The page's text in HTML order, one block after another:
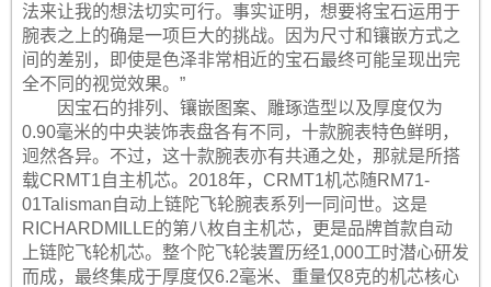
法来让我的想法切实可行。事实证明，想要将宝石运用于
腕表之上的确是一项巨大的挑战。因为尺寸和镶嵌方式之
间的差别，即使是色泽非常相近的宝石最终可能呈现出完
全不同的视觉效果。”
因宝石的排列、镶嵌图案、雕琢造型以及厚度仅为
0.90毫米的中央装饰表盘各有不同，十款腕表特色鲜明，
迥然各异。不过，这十款腕表亦有共通之处，那就是所搭
载CRMT1自主机芯。2018年，CRMT1机芯随RM71-
01Talisman自动上链陀飞轮腕表系列一同问世。这是
RICHARDMILLE的第八枚自主机芯，更是品牌首款自动
上链陀飞轮机芯。整个陀飞轮装置历经1,000工时潜心研发
而成，最终集成于厚度仅6.2毫米、重量仅8克的机芯核心